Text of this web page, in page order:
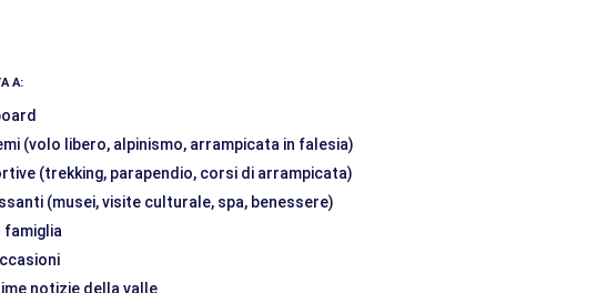
A:
(volo libero, alpinismo, arrampicata in falesia)
(trekking, parapendio, corsi di arrampicata)
(musei, visite culturale, spa, benessere)
famiglia
notizie della valle